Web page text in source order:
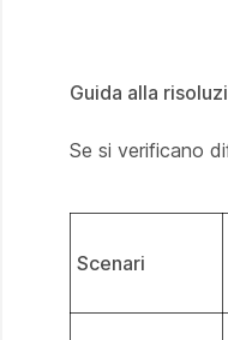
Guida alla
Se si verificano
Scenari